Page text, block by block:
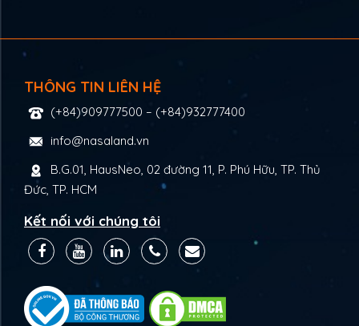
THÔNG TIN LIÊN HỆ
(+84)909777500 – (+84)932777400
info@nasaland.vn
B.G.01, HausNeo, 02 đường 11, P. Phú Hữu, TP. Thủ
Đức, TP. HCM
Kết nối với chúng tôi